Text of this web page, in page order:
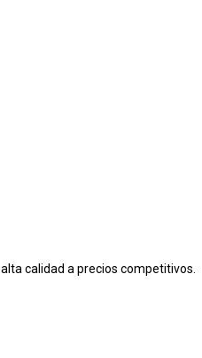
calidad a precios competitivos.